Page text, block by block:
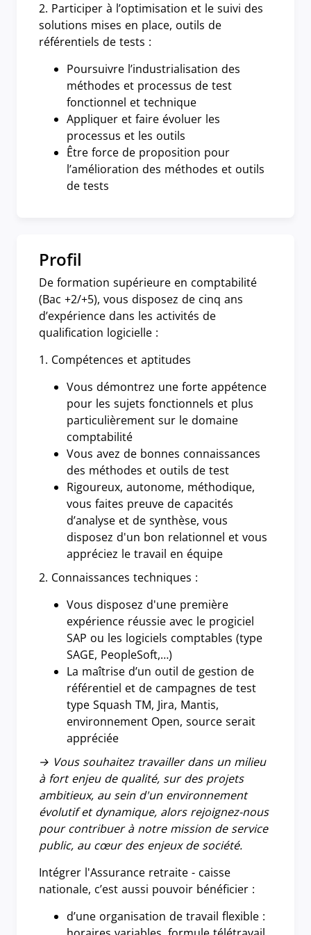
2. Participer à l’optimisation et le suivi des
solutions mises en place, outils de
référentiels de tests :
Poursuivre l’industrialisation des
méthodes et processus de test
fonctionnel et technique
Appliquer et faire évoluer les
processus et les outils
Être force de proposition pour
l’amélioration des méthodes et outils
de tests
Profil
De formation supérieure en comptabilité
(Bac +2/+5), vous disposez de cinq ans
d’expérience dans les activités de
qualification logicielle :
1. Compétences et aptitudes
Vous démontrez une forte appétence
pour les sujets fonctionnels et plus
particulièrement sur le domaine
comptabilité
Vous avez de bonnes connaissances
des méthodes et outils de test
Rigoureux, autonome, méthodique,
vous faites preuve de capacités
d’analyse et de synthèse, vous
disposez d'un bon relationnel et vous
appréciez le travail en équipe
2. Connaissances techniques :
Vous disposez d'une première
expérience réussie avec le progiciel
SAP ou les logiciels comptables (type
SAGE, PeopleSoft,…)
La maîtrise d’un outil de gestion de
référentiel et de campagnes de test
type Squash TM, Jira, Mantis,
environnement Open, source serait
appréciée
→ Vous souhaitez travailler dans un milieu
à fort enjeu de qualité, sur des projets
ambitieux, au sein d'un environnement
évolutif et dynamique, alors rejoignez-nous
pour contribuer à notre mission de service
public, au cœur des enjeux de société.
Intégrer l'Assurance retraite - caisse
nationale, c’est aussi pouvoir bénéficier :
d’une organisation de travail flexible :